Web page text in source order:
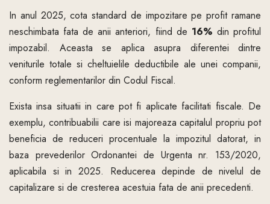
In anul 2025, cota standard de impozitare pe profit ramane
neschimbata fata de anii anteriori, fiind de 16% din profitul
impozabil. Aceasta se aplica asupra diferentei dintre
veniturile totale si cheltuielile deductibile ale unei companii,
conform reglementarilor din Codul Fiscal.
Exista insa situatii in care pot fi aplicate facilitati fiscale. De
exemplu, contribuabilii care isi majoreaza capitalul propriu pot
beneficia de reduceri procentuale la impozitul datorat, in
baza prevederilor Ordonantei de Urgenta nr. 153/2020,
aplicabila si in 2025. Reducerea depinde de nivelul de
capitalizare si de cresterea acestuia fata de anii precedenti.